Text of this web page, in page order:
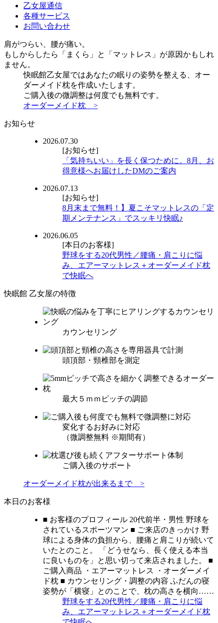
乙女屋通信
各種サービス
お問い合わせ
肩がつらい、腰が痛い。
もしからしたら「まくら」と「マットレス」が原因かもしれ
ません。
快眠館乙女屋ではあなたの眠りの姿勢を整える、オー
ダーメイド枕を作成いたします。
ご購入後の微調整は何度でも無料です。
オーダーメイド枕 >
お知らせ
2026.07.30
[お知らせ]
「気持ちいい」を長く保つために。8月、お
得意様へお届けしたDMのご案内
2026.07.13
[お知らせ]
8月末まで無料！】夏こそマットレスの「定
期メンテナンス」でスッキリ快眠♪
2026.06.05
[本日のお客様]
野球をする20代男性／腰痛・肩こりに悩
み、エアーマットレス＋オーダーメイド枕
で快眠へ
快眠館 乙女屋の特徴
カウンセリング
頭頂部・頸椎部を測定
最大５ｍｍピッチの調節
変化するお好みに対応
（微調整無料 ※期間有）
ご購入後のサポート
オーダーメイド枕が出来るまで >
本日のお客様
■ お客様のプロフィール 20代前半・男性 野球を
されているスポーツマン ■ ご来店のきっかけ 野
球による身体の負担から、腰痛と肩こりが続いて
いたとのこと。 「どうせなら、長く使える本当
に良いものを」と思い切って来店されました。 ■
ご購入商品 ・エアーマットレス ・オーダーメイ
ド枕 ■ カウンセリング・調整の内容 ふだんの寝
姿勢が「横寝」とのことで、枕の高さを横向……
野球をする20代男性／腰痛・肩こりに悩
み、エアーマットレス＋オーダーメイド枕